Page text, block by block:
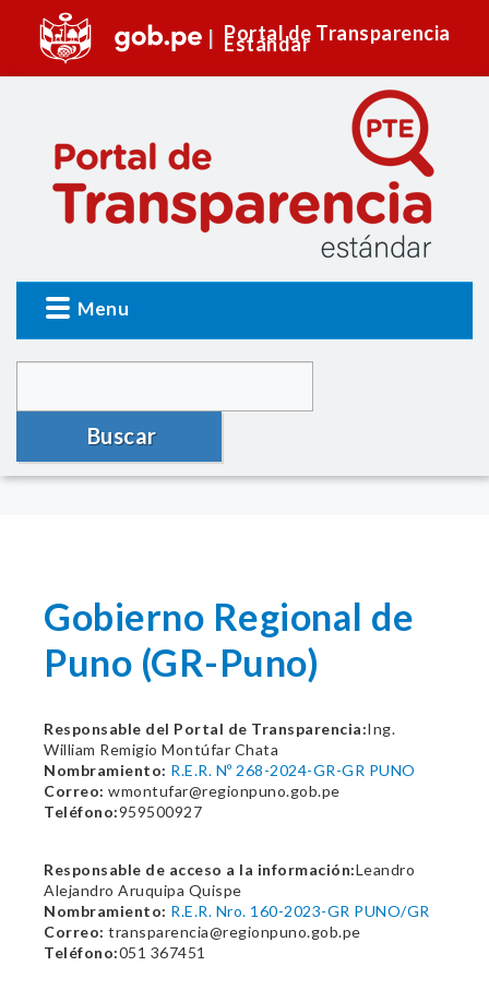
Portal de Transparencia
Estándar
Menu
Buscar
Gobierno Regional de
Puno (GR-Puno)
Responsable del Portal de Transparencia:Ing.
William Remigio Montúfar Chata
Nombramiento: R.E.R. Nº 268-2024-GR-GR PUNO
Correo: wmontufar@regionpuno.gob.pe
Teléfono:959500927
Responsable de acceso a la información:Leandro
Alejandro Aruquipa Quispe
Nombramiento: R.E.R. Nro. 160-2023-GR PUNO/GR
Correo: transparencia@regionpuno.gob.pe
Teléfono:051 367451